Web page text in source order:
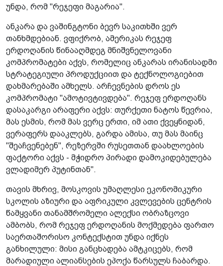
უნდა, რომ "რეჯეფი მაგარია".
ანკარა და ვაშინგტონი ბევრ საკითხში ვერ
თანხმდებიან. ვფიქრობ, ამერიკას რეჯეფ
ერდოღანის წინააღმდეგ მნიშვნელოვანი
კომპრომატები აქვს, რომელიც ანკარას ირანისადმი
სტრატეგიული პროდუქციით და ტექნოლოგიებით
დახმარებაში ამხელს. არჩევნების დროს ეს
კომპრომატი "ამოტივტივდება". რეჯეფ ერდოღანს
დასაკარგი არაფერი აქვს: თურქეთი ნატოს წევრია,
მას ესმის, რომ მას ვერც ერთი, იმ ათი ქვეყნიდან,
ვერაფერს დააკლებს, გარდა ამისა, თუ მას მაინც
"შეაჩვენებენ", რეზერვში რუსეთთან დაახლოების
ფაქტორი აქვს - მჭიდრო პირადი დამოკიდებულება
ვლადიმერ პუტინთან".
თავის მხრივ, მოსკოვის უმაღლესი ეკონომიკური
სკოლის აზიური და აფრიკული კვლევების ცენტრის
წამყვანი თანამშრომელი ალექსი ობრაზცოვი
ამბობს, რომ რეჯეფ ერდოღანის მოქმედება ფართო
საერთაშორისო კონტექსტით უნდა იქნეს
განხილული: მისი განცხადება ამტკიცებს, რომ
მარადიული ალიანსების ეპოქა წარსულს ჩაბარდა.